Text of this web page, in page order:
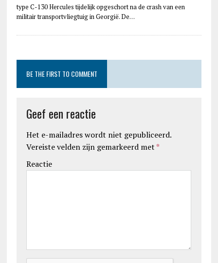
type C-130 Hercules tijdelijk opgeschort na de crash van een
militair transportvliegtuig in Georgië. De…
BE THE FIRST TO COMMENT
Geef een reactie
Het e-mailadres wordt niet gepubliceerd.
Vereiste velden zijn gemarkeerd met *
Reactie